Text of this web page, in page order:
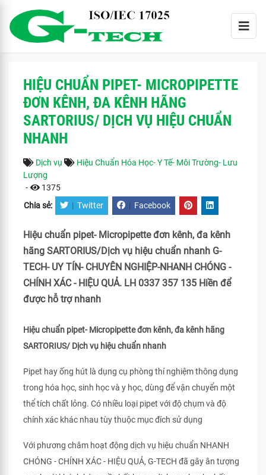
HIỆU CHUẨN PIPET- MICROPIPETTE
ĐƠN KÊNH, ĐA KÊNH HÃNG
SARTORIUS/ DỊCH VỤ HIỆU CHUẨN
NHANH
Dịch vụ
Hiệu Chuẩn Hóa Học- Y Tế- Môi Trường- Lưu
Lượng
-
1375
Chia sẻ: | Twitter | Facebook
Hiệu chuẩn pipet- Micropipette đơn kênh, đa kênh
hãng SARTORIUS/Dịch vụ hiệu chuẩn nhanh G-
TECH- UY TÍN- CHUYÊN NGHIỆP-NHANH CHÓNG -
CHÍNH XÁC - HIỆU QUẢ. LH 0337 357 135 Hiền để
được hỗ trợ nhanh
Hiệu chuẩn pipet- Micropipette đơn kênh, đa kênh hãng
SARTORIUS/ Dịch vụ hiệu chuẩn nhanh
Pipet hay ống hút là dụng cụ phòng thí nghiệm thông dụng
trong hóa học, sinh học và y học, dùng để vận chuyển một
thể tích chất lỏng. Có nhiều loại pipet với độ chụm và độ
chính xác khác nhau tùy thuộc mục đích sử dụng
Với phương châm hoạt động dịch vụ hiệu chuẩn NHANH
CHÓNG - CHÍNH XÁC - HIỆU QUẢ, G-TECH đã gây ân tượng